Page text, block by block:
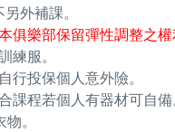
外補課。
俱樂部保留彈性調整之權
練服。
行投保個人意外險。
課程若個人有器材可自備
。